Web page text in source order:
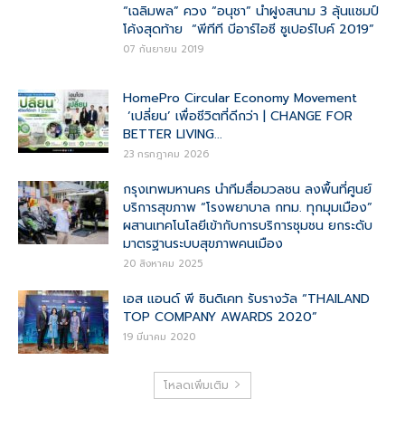
“เฉลิมพล” ควง “อนุชา” นำฝูงสนาม 3 ลุ้นแชมป์
โค้งสุดท้าย “พีทีที บีอาร์ไอซี ซูเปอร์ไบค์ 2019”
07 กันยายน 2019
HomePro Circular Economy Movement
‘เปลี่ยน’ เพื่อชีวิตที่ดีกว่า | CHANGE FOR
BETTER LIVING...
23 กรกฎาคม 2026
กรุงเทพมหานคร นำทีมสื่อมวลชน ลงพื้นที่ศูนย์
บริการสุขภาพ “โรงพยาบาล กทม. ทุกมุมเมือง”
ผสานเทคโนโลยีเข้ากับการบริการชุมชน ยกระดับ
มาตรฐานระบบสุขภาพคนเมือง
20 สิงหาคม 2025
เอส แอนด์ พี ซินดิเคท รับรางวัล “THAILAND
TOP COMPANY AWARDS 2020”
19 มีนาคม 2020
โหลดเพิ่มเติม